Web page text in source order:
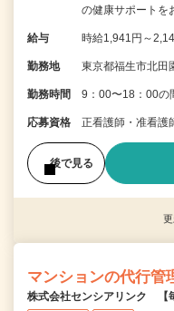
の健康サポートを
給与 時給1,941円～
勤務地 東京都福生市北
勤務時間 9：00〜18：00の
応募資格 正看護師・准看
後で見る
マンションの代行管
株式会社センシアリンク 【